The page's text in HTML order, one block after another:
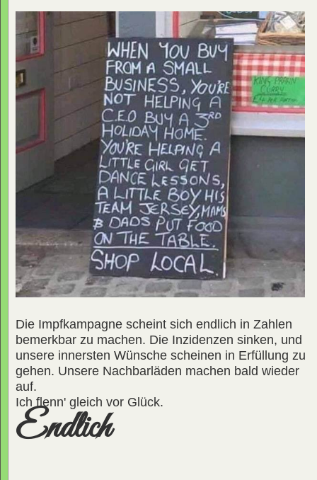
Die Impfkampagne scheint sich endlich in Zahlen
bemerkbar zu machen. Die Inzidenzen sinken, und
unsere innersten Wünsche scheinen in Erfüllung zu
gehen. Unsere Nachbarläden machen bald wieder
auf.
Ich flenn' gleich vor Glück.
Endlich